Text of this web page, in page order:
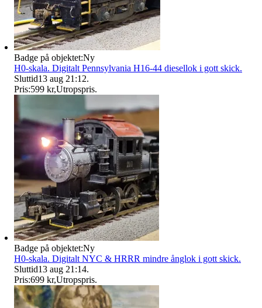
Badge på objektet:Ny
H0-skala. Digitalt Pennsylvania H16-44 diesellok i gott skick.
Sluttid13 aug 21:12.
Pris:599 kr,Utropspris.
Badge på objektet:Ny
H0-skala. Digitalt NYC & HRRR mindre ånglok i gott skick.
Sluttid13 aug 21:14.
Pris:699 kr,Utropspris.